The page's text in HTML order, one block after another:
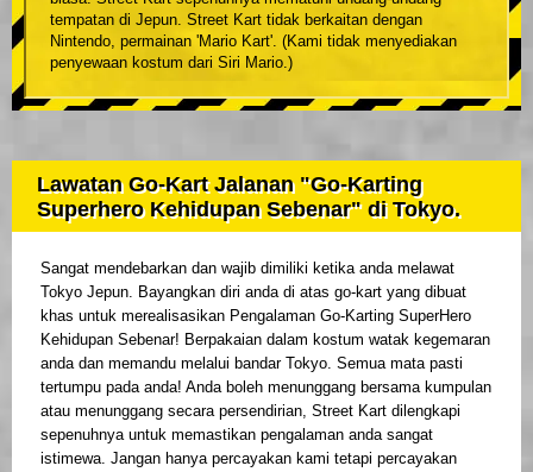
tempatan di Jepun. Street Kart tidak berkaitan dengan
Nintendo, permainan 'Mario Kart'. (Kami tidak menyediakan
penyewaan kostum dari Siri Mario.)
Lawatan Go-Kart Jalanan "Go-Karting
Superhero Kehidupan Sebenar" di Tokyo.
Sangat mendebarkan dan wajib dimiliki ketika anda melawat
Tokyo Jepun. Bayangkan diri anda di atas go-kart yang dibuat
khas untuk merealisasikan Pengalaman Go-Karting SuperHero
Kehidupan Sebenar! Berpakaian dalam kostum watak kegemaran
anda dan memandu melalui bandar Tokyo. Semua mata pasti
tertumpu pada anda! Anda boleh menunggang bersama kumpulan
atau menunggang secara persendirian, Street Kart dilengkapi
sepenuhnya untuk memastikan pengalaman anda sangat
istimewa. Jangan hanya percayakan kami tetapi percayakan